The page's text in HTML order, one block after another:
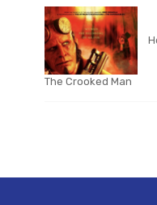
The Crooked Man